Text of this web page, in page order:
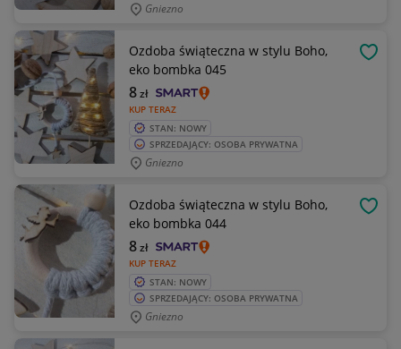
Gniezno
Ozdoba świąteczna w stylu Boho,
eko bombka 045
KUP TERAZ
8zł
STAN: NOWY
SPRZEDAJĄCY: OSOBA PRYWATNA
Gniezno
Ozdoba świąteczna w stylu Boho,
eko bombka 044
KUP TERAZ
8zł
STAN: NOWY
SPRZEDAJĄCY: OSOBA PRYWATNA
Gniezno